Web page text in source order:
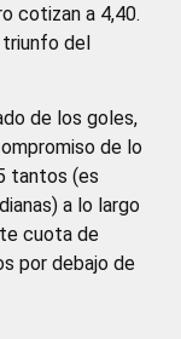
cotizan a 4,40.
triunfo del
de los goles,
de lo
tantos (es
a lo largo
cuota de
por debajo de